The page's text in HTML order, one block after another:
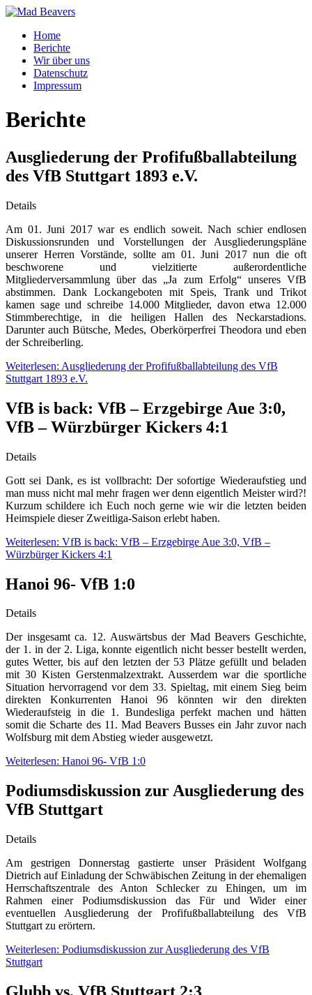
Home
Berichte
Wir über uns
Datenschutz
Impressum
Berichte
Ausgliederung der Profifußballabteilung
des VfB Stuttgart 1893 e.V.
Details
Am 01. Juni 2017 war es endlich soweit. Nach schier endlosen
Diskussionsrunden und Vorstellungen der Ausgliederungspläne
unserer Herren Vorstände, sollte am 01. Juni 2017 nun die oft
beschworene und vielzitierte außerordentliche
Mitgliederversammlung über das „Ja zum Erfolg“ unseres VfB
abstimmen. Dank Lockangeboten mit Speis, Trank und Trikot
kamen sage und schreibe 14.000 Mitglieder, davon etwa 12.000
Stimmberechtige, in die heiligen Hallen des Neckarstadions.
Darunter auch Bütsche, Medes, Oberkörperfrei Theodora und eben
der Schreiberling.
Weiterlesen: Ausgliederung der Profifußballabteilung des VfB
Stuttgart 1893 e.V.
VfB is back: VfB – Erzgebirge Aue 3:0,
VfB – Würzbürger Kickers 4:1
Details
Gott sei Dank, es ist vollbracht: Der sofortige Wiederaufstieg und
man muss nicht mal mehr fragen wer denn eigentlich Meister wird?!
Kurzum schildere ich Euch noch gerne wie wir die letzten beiden
Heimspiele dieser Zweitliga-Saison erlebt haben.
Weiterlesen: VfB is back: VfB – Erzgebirge Aue 3:0, VfB –
Würzbürger Kickers 4:1
Hanoi 96- VfB 1:0
Details
Der insgesamt ca. 12. Auswärtsbus der Mad Beavers Geschichte,
der 1. in der 2. Liga, konnte eigentlich nicht besser bestellt werden,
gutes Wetter, bis auf den letzten der 53 Plätze gefüllt und beladen
mit 30 Kisten Gerstenmalzextrakt. Ausserdem war die sportliche
Situation hervorragend vor dem 33. Spieltag, mit einem Sieg beim
direkten Konkurrenten Hanoi 96 könnten wir den direkten
Wiederaufsteig in die 1. Bundesliga perfekt machen und hätten
somit die Scharte des 11. Mad Beavers Busses ein Jahr zuvor nach
Wolfsburg mit dem Abstieg wieder ausgewetzt.
Weiterlesen: Hanoi 96- VfB 1:0
Podiumsdiskussion zur Ausgliederung des
VfB Stuttgart
Details
Am gestrigen Donnerstag gastierte unser Präsident Wolfgang
Dietrich auf Einladung der Schwäbischen Zeitung in der ehemaligen
Herrschaftszentrale des Anton Schlecker zu Ehingen, um im
Rahmen einer Podiumsdiskussion das Für und Wider einer
eventuellen Ausgliederung der Profifußballabteilung des VfB
Stuttgart zu erörtern.
Weiterlesen: Podiumsdiskussion zur Ausgliederung des VfB
Stuttgart